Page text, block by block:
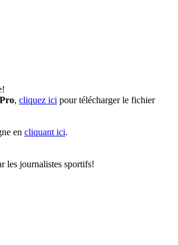
, cliquez ici pour télécharger le fichier
en cliquant ici.
les journalistes sportifs!